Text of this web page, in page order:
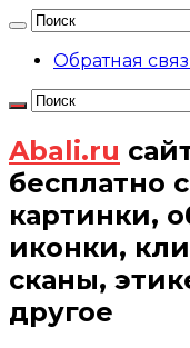
Обратная
Abali.ru
бесплатно
картинки,
иконки,
сканы,
другое